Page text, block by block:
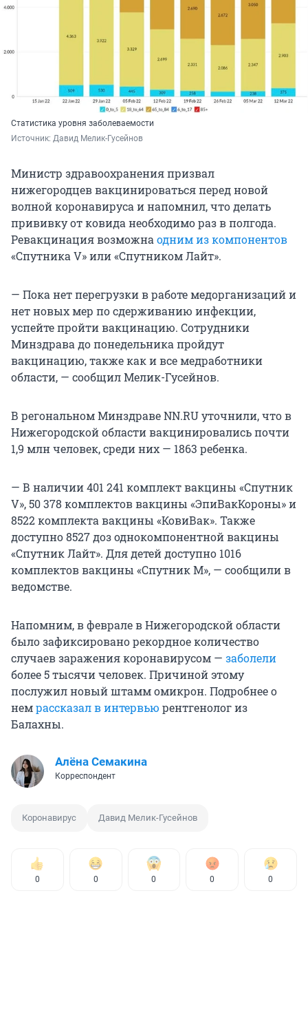
Статистика уровня заболеваемости
Источник: Давид Мелик-Гусейнов
Министр здравоохранения призвал
нижегородцев вакцинироваться перед новой
волной коронавируса и напомнил, что делать
прививку от ковида необходимо раз в полгода.
Ревакцинация возможна одним из компонентов
«Спутника V» или «Спутником Лайт».
— Пока нет перегрузки в работе медорганизаций и
нет новых мер по сдерживанию инфекции,
успейте пройти вакцинацию. Сотрудники
Минздрава до понедельника пройдут
вакцинацию, также как и все медработники
области, — сообщил Мелик-Гусейнов.
В регональном Минздраве NN.RU уточнили, что в
Нижегородской области вакцинировались почти
1,9 млн человек, среди них — 1863 ребенка.
— В наличии 401 241 комплект вакцины «Спутник
V», 50 378 комплектов вакцины «ЭпиВакКороны» и
8522 комплекта вакцины «КовиВак». Также
доступно 8527 доз однокомпонентной вакцины
«Спутник Лайт». Для детей доступно 1016
комплектов вакцины «Спутник М», — сообщили в
ведомстве.
Напомним, в феврале в Нижегородской области
было зафиксировано рекордное количество
случаев заражения коронавирусом — заболели
более 5 тысячи человек. Причиной этому
послужил новый штамм омикрон. Подробнее о
немрассказал в интервью рентгенолог из
Балахны.
Алёна Семакина
Корреспондент
Коронавирус Давид Мелик-Гусейнов
0 0 0 0 0